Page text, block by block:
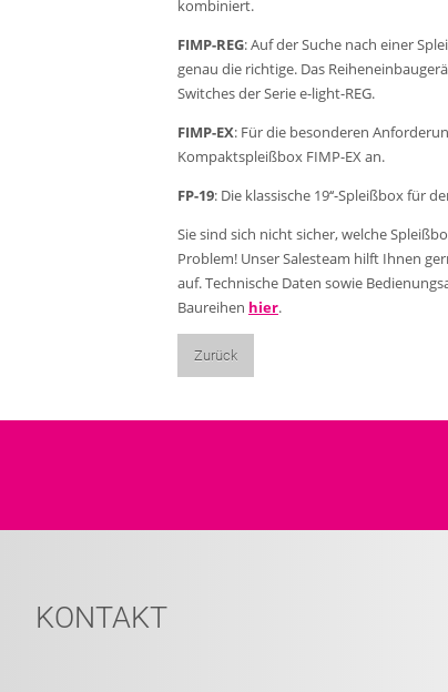
kombiniert.
FIMP-REG: Auf der Suche nach einer
genau die richtige. Das
Switches der Serie e-light-REG.
FIMP-EX: Für die besonderen
Kompaktspleißbox FIMP-EX an.
FP-19: Die klassische 19‘‘-Spleißbox für
Sie sind sich nicht sicher, welche
Problem! Unser Salesteam hilft Ihnen
auf. Technische Daten sowie
Baureihen hier.
Zurück
KONTAKT